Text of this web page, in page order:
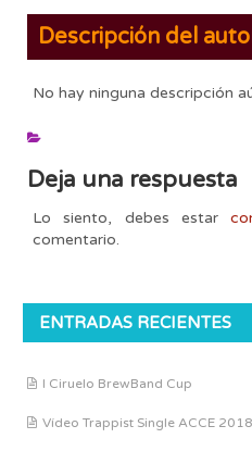
Descripción del
No hay ninguna descripción
Deja una respuesta
Lo siento, debes estar
comentario.
ENTRADAS RECIENTES
I Ciruelo BrewBand Cup
Vídeo Trappist Single ACCE 2018